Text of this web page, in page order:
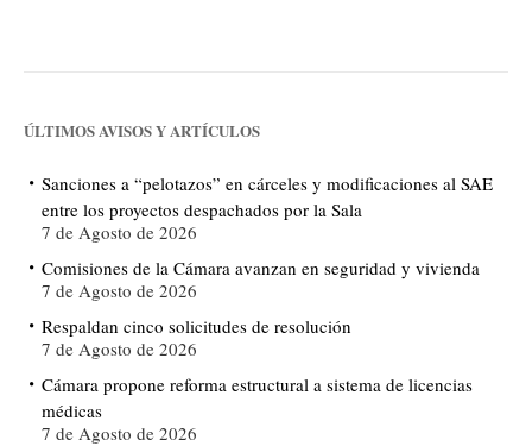
ÚLTIMOS AVISOS Y ARTÍCULOS
Sanciones a “pelotazos” en cárceles y modificaciones al SAE
entre los proyectos despachados por la Sala
7 de Agosto de 2026
Comisiones de la Cámara avanzan en seguridad y vivienda
7 de Agosto de 2026
Respaldan cinco solicitudes de resolución
7 de Agosto de 2026
Cámara propone reforma estructural a sistema de licencias
médicas
7 de Agosto de 2026